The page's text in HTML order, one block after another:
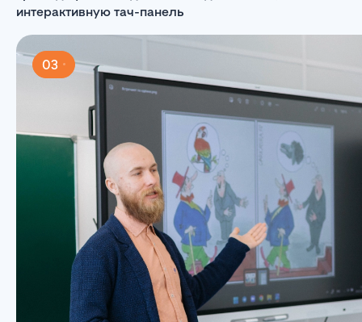
интерактивную тач-панель
03